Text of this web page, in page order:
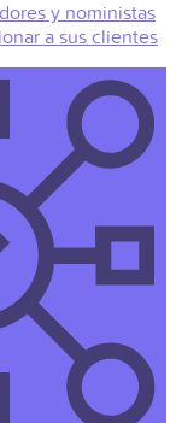
y noministas
a sus clientes